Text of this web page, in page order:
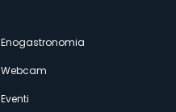
Enogastronomia
Webcam
Eventi